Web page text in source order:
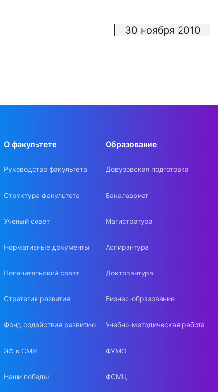
30 ноября 2010
О факультете
Руководство факультета
Структура факультета
Ученый совет
Нормативные документы
Попечительский совет
Стратегия развития
Фонд содействия развитию
ЭФ в СМИ
Наши победы
Образование
Довузовская подготовка
Бакалавриат
Магистратура
Аспирантура
Докторантура
Бизнес-образование
Учебно-методическая работа
ФУМО
ФСМЦ